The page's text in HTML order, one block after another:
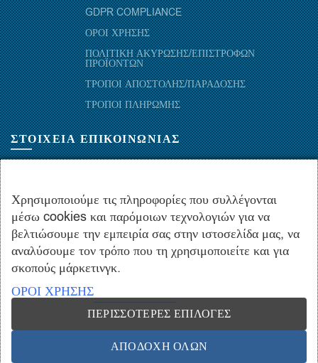
GDPR COMPLIANCE
ΟΡΟΙ ΧΡΗΣΗΣ
ΠΟΛΙΤΙΚΗ ΑΚΥΡΩΣΗΣ/ΕΠΙΣΤΡΟΦΩΝ
ΠΡΟΪΟΝΤΩΝ
ΤΡΟΠΟΙ ΑΠΟΣΤΟΛΗΣ/ΠΑΡΑΔΟΣΗΣ
ΤΡΟΠΟΙ ΠΛΗΡΩΜΗΣ
ΣΤΟΙΧΕΙΑ ΕΠΙΚΟΙΝΩΝΙΑΣ
+30.210-5143367,+30.210-5154659,+30.210-5147842
+30.210-5133976
info@hydropac.gr
Δευτ. εως Παρ.: 08:00 - 16:00
Vrisko.gr
Χρησιμοποιούμε τις πληροφορίες που συλλέγονται
μέσω cookies και παρόμοιων τεχνολογιών για να
βελτιώσουμε την εμπειρία σας στην ιστοσελίδα μας, να
αναλύσουμε τον τρόπο που τη χρησιμοποιείτε και για
σκοπούς μάρκετινγκ.
ΟΡΟΙ ΧΡΗΣΗΣ
ΠΕΡΙΣΣΌΤΕΡΕΣ ΕΠΙΛΟΓΈΣ
ΑΠΟΔΟΧΉ ΌΛΩΝ